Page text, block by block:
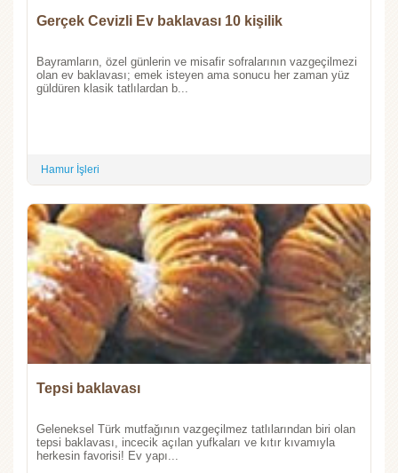
Gerçek Cevizli Ev baklavası 10 kişilik
Bayramların, özel günlerin ve misafir sofralarının vazgeçilmezi
olan ev baklavası; emek isteyen ama sonucu her zaman yüz
güldüren klasik tatlılardan b...
Hamur İşleri
Tepsi baklavası
Geleneksel Türk mutfağının vazgeçilmez tatlılarından biri olan
tepsi baklavası, incecik açılan yufkaları ve kıtır kıvamıyla
herkesin favorisi! Ev yapı...